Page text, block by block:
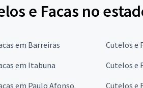
e Facas no
em Barreiras Cutelos e
em Itabuna Cutelos e
em Paulo Afonso Cutelos e